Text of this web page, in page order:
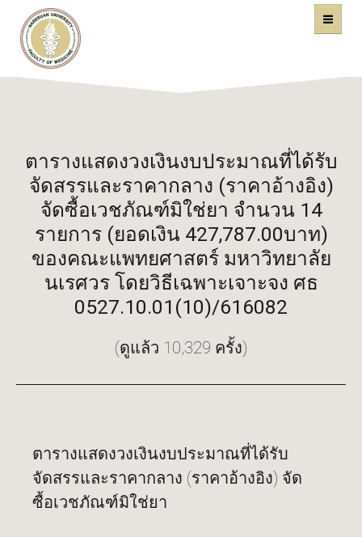
คณะแพทยศาสตร์
ตารางแสดงวงเงินงบประมาณที่ได้รับ
จัดสรรและราคากลาง (ราคาอ้างอิง)
จัดซื้อเวชภัณฑ์มิใช่ยา จำนวน 14
รายการ (ยอดเงิน 427,787.00บาท)
ของคณะแพทยศาสตร์ มหาวิทยาลัย
นเรศวร โดยวิธีเฉพาะเจาะจง ศธ
0527.10.01(10)/616082
(ดูแล้ว 10,329 ครั้ง)
ตารางแสดงวงเงินงบประมาณที่ได้รับ
จัดสรรและราคากลาง (ราคาอ้างอิง) จัด
ซื้อเวชภัณฑ์มิใช่ยา